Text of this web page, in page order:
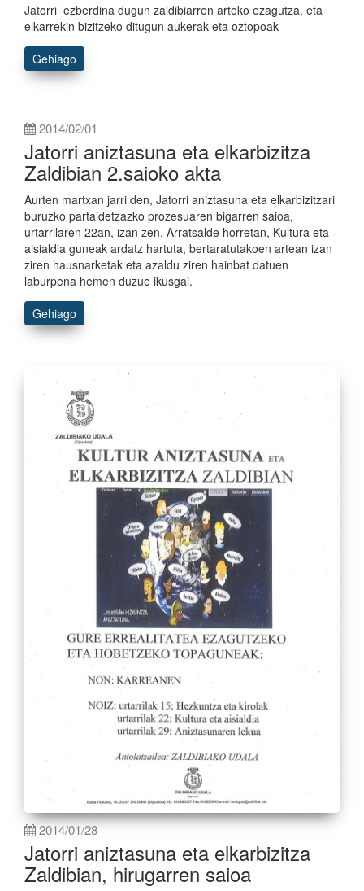
Jatorri ezberdina dugun zaldibiarren arteko ezagutza, eta
elkarrekin bizitzeko ditugun aukerak eta oztopoak
Gehiago
2014/02/01
Jatorri aniztasuna eta elkarbizitza
Zaldibian 2.saioko akta
Aurten martxan jarri den, Jatorri aniztasuna eta elkarbizitzari
buruzko partaidetzazko prozesuaren bigarren saioa,
urtarrilaren 22an, izan zen. Arratsalde horretan, Kultura eta
aisialdia guneak ardatz hartuta, bertaratutakoen artean izan
ziren hausnarketak eta azaldu ziren hainbat datuen
laburpena hemen duzue ikusgai.
Gehiago
2014/01/28
Jatorri aniztasuna eta elkarbizitza
Zaldibian, hirugarren saioa